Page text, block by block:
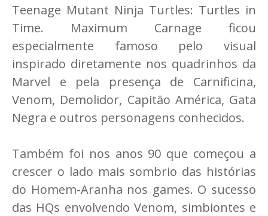
Teenage Mutant Ninja Turtles: Turtles in
Time. Maximum Carnage ficou
especialmente famoso pelo visual
inspirado diretamente nos quadrinhos da
Marvel e pela presença de Carnificina,
Venom, Demolidor, Capitão América, Gata
Negra e outros personagens conhecidos.
Também foi nos anos 90 que começou a
crescer o lado mais sombrio das histórias
do Homem-Aranha nos games. O sucesso
das HQs envolvendo Venom, simbiontes e